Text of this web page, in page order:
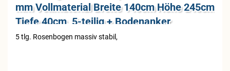
mm Voll­ma­te­ri­al Brei­te 140cm Höhe 245cm
Tiefe 40cm, 5-​tei­lig + Bo­den­an­ker
5 tlg. Ro­sen­bo­gen mas­siv sta­bil,